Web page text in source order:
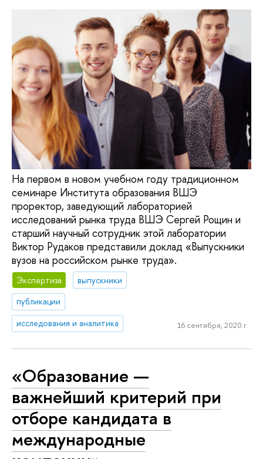
На первом в новом учебном году традиционном
семинаре Института образования ВШЭ
проректор, заведующий лабораторией
исследований рынка труда ВШЭ Сергей Рощин и
старший научный сотрудник этой лаборатории
Виктор Рудаков представили доклад «Выпускники
вузов на российском рынке труда».
Экспертиза
выпускники
публикации
исследования и аналитика
16 сентября, 2020 г.
«Образование —
важнейший критерий при
отборе кандидата в
международные